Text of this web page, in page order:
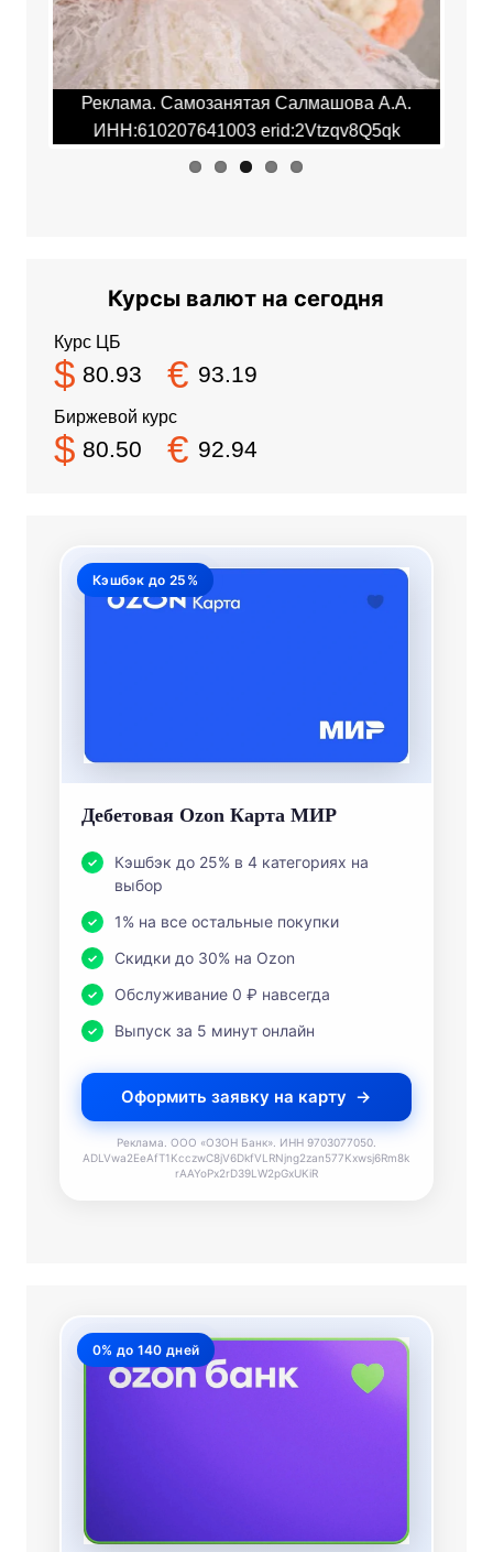
Реклама. Самозанятая Салмашова А.А.
ИНН:610207641003 erid:2Vtzqv8Q5qk
Курсы валют на сегодня
Курс ЦБ
$ 80.93 € 93.19
Биржевой курс
$ 80.50 € 92.94
Кэшбэк до 25%
Дебетовая Ozon Карта МИР
Кэшбэк до 25% в 4 категориях на
выбор
1% на все остальные покупки
Скидки до 30% на Ozon
Обслуживание 0 ₽ навсегда
Выпуск за 5 минут онлайн
Оформить заявку на карту
Реклама. ООО «ОЗОН Банк». ИНН 9703077050.
ADLVwa2EeAfT1KcczwC8jV6DkfVLRNjng2zan577Kxwsj6Rm8k
rAAYoPx2rD39LW2pGxUKiR
0% до 140 дней